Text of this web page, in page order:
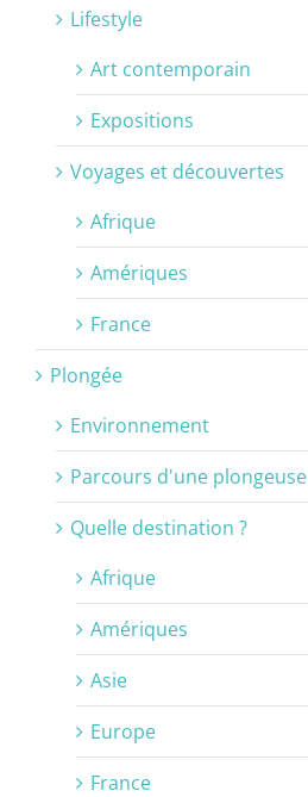
Lifestyle
Art contemporain
Expositions
Voyages et découvertes
Afrique
Amériques
France
Plongée
Environnement
Parcours d'une plongeuse
Quelle destination ?
Afrique
Amériques
Asie
Europe
France